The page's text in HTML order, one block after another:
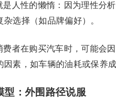
是人性的懒惰：因为理性分
选择（如品牌偏好）。
费者在购买汽车时，可能会
因素，如车辆的油耗或保养成
型：外围路径说服